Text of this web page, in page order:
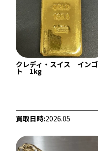
56.2g
参考買取価格
1,537,700円
クレディ・スイス イン
ト 1kg
買取日時:2026.05